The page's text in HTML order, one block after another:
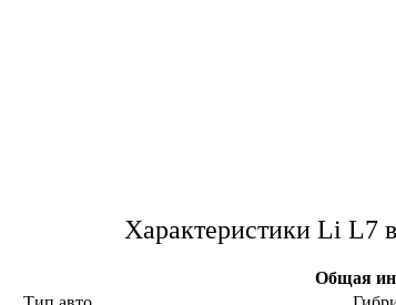
Характеристики Li L7
Общая